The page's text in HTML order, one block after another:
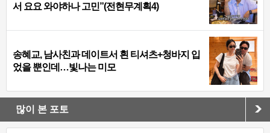
서 요요 와야하나 고민”(전현무계획4)
송혜교, 남사친과 데이트서 흰 티셔츠+청바지 입
었을 뿐인데…빛나는 미모
많이 본 포토